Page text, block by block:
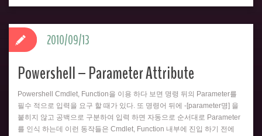
Powershell – Parameter Attribute
Powershell Cmdlet, Function을 이용 하다 보면 명령 뒤의 Parameter를
필수 적으로 입력을 요구 할 때가 있다. 또 명령어 뒤에 -[parameter명] 을
붙히지 않고 공백으로 구분하여 입력 하면 자동으로 순서대로 Parameter
를 인식 하는데 이런 동작들은 Cmdlet, Function 내부에 진입 하기 전에
2010/09/13